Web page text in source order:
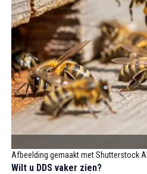
Afbeelding gemaakt met Shutterstock AI
Wilt u DDS vaker zien?